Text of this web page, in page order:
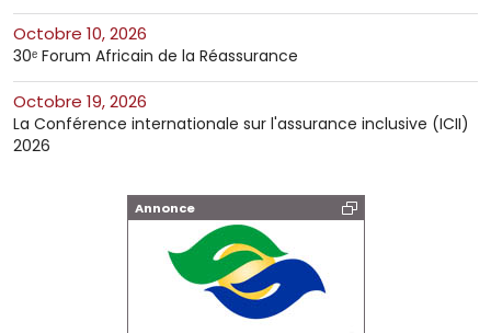
octobre 10, 2026
30ᵉ Forum Africain de la Réassurance
octobre 19, 2026
La Conférence internationale sur l'assurance inclusive (ICII)
2026
Annonce